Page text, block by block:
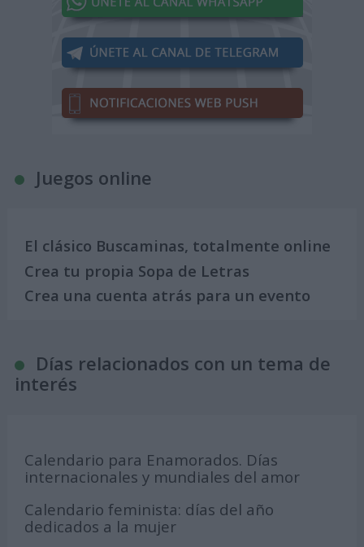
Juegos online
El clásico Buscaminas, totalmente online
Crea tu propia Sopa de Letras
Crea una cuenta atrás para un evento
Días relacionados con un tema de
interés
Calendario para Enamorados. Días
internacionales y mundiales del amor
Calendario feminista: días del año
dedicados a la mujer